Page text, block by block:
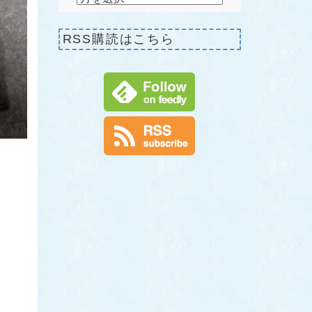
RSS購読はこちら